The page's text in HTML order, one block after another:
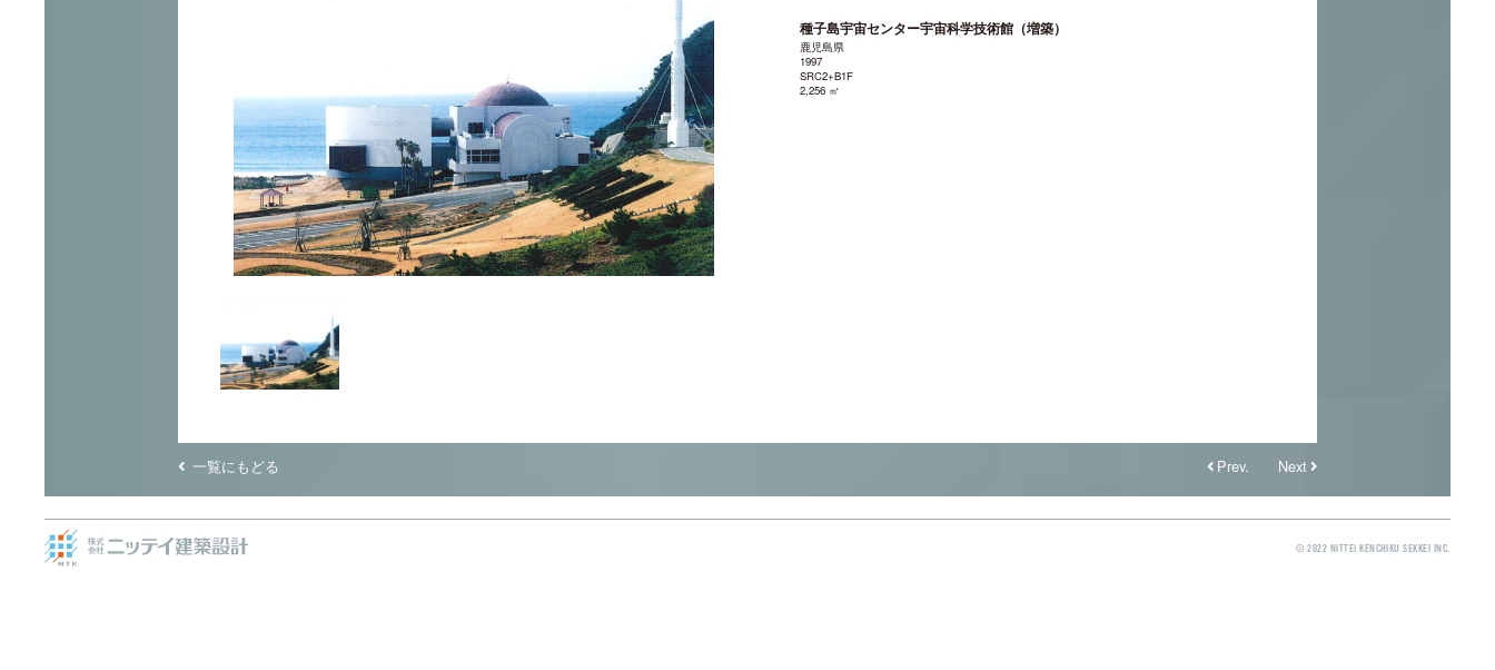
種子島宇宙センター宇宙科学技術館（増築）
鹿児島県
1997
SRC2+B1F
2,256 ㎡
一覧にもどる Prev. Next
© 2022 NITTEI KENCHIKU SEKKEI INC.